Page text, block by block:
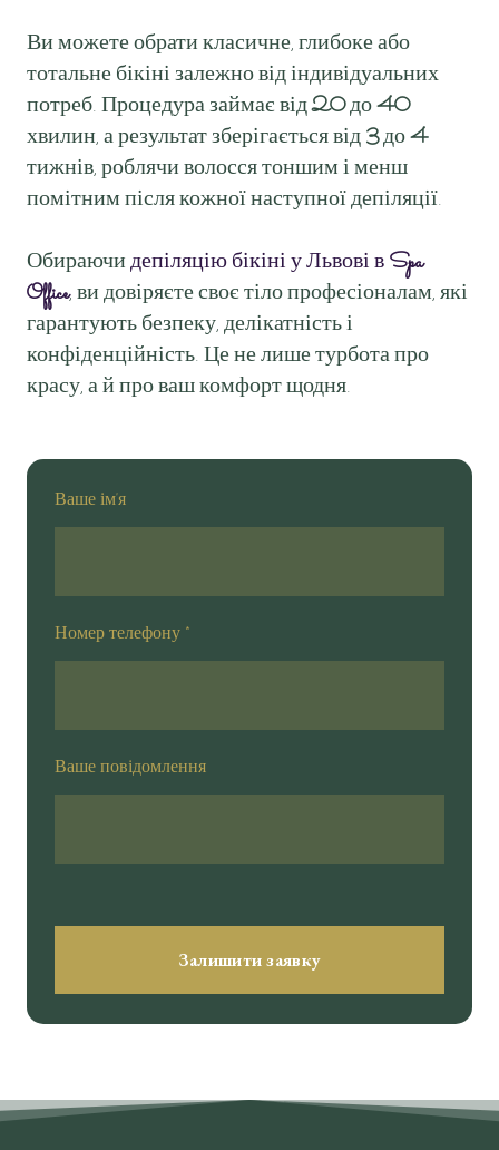
Ви можете обрати класичне, глибоке або
тотальне бікіні залежно від індивідуальних
потреб. Процедура займає від20до40
хвилин, а результат зберігається від3до4
тижнів, роблячи волосся тоншим і менш
помітним після кожної наступної депіляції.
Обираючидепіляцію бікіні у Львові вSpa
Office, ви довіряєте своє тіло професіоналам, які
гарантують безпеку, делікатність і
конфіденційність. Це не лише турбота про
красу, а й про ваш комфорт щодня.
Ваше ім'я
Номер телефону *
Ваше повідомлення
Залишити заявку